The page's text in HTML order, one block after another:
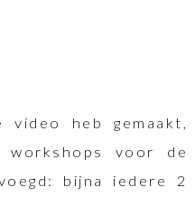
video heb gemaakt,
voor de
bijna iedere 2